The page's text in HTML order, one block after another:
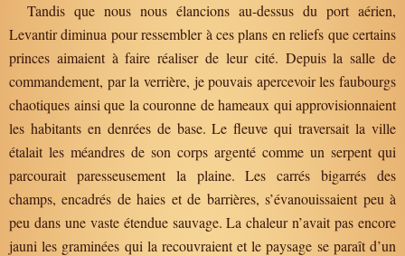
Tandis que nous nous élancions au-dessus du port aérien,
Levantir diminua pour ressembler à ces plans en reliefs que certains
princes aimaient à faire réaliser de leur cité. Depuis la salle de
commandement, par la verrière, je pouvais apercevoir les faubourgs
chaotiques ainsi que la couronne de hameaux qui approvisionnaient
les habitants en denrées de base. Le fleuve qui traversait la ville
étalait les méandres de son corps argenté comme un serpent qui
parcourait paresseusement la plaine. Les carrés bigarrés des
champs, encadrés de haies et de barrières, s’évanouissaient peu à
peu dans une vaste étendue sauvage. La chaleur n’avait pas encore
jauni les graminées qui la recouvraient et le paysage se paraît d’un